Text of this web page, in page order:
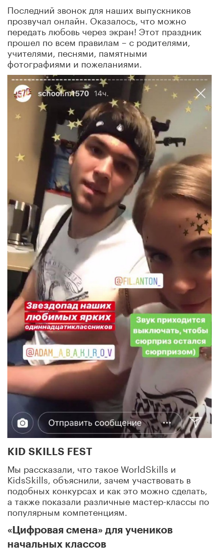
Последний звонок для наших выпускников
прозвучал онлайн. Оказалось, что можно
передать любовь через экран! Этот праздник
прошел по всем правилам – с родителями,
учителями, песнями, памятными
фотографиями и пожеланиями.
KID SKILLS FEST
Мы рассказали, что такое WorldSkills и
KidsSkills, объяснили, зачем участвовать в
подобных конкурсах и как это можно сделать,
а также показали различные мастер-классы по
популярным компетенциям.
«Цифровая смена» для учеников
начальных классов